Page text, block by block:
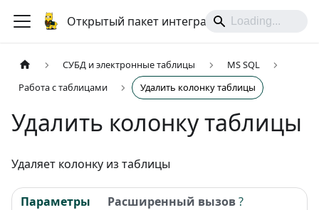
Открытый пакет интеграций
СУБД и электронные таблицы
MS SQL
Работа с таблицами
Удалить колонку таблицы
Удалить колонку таблицы
Удаляет колонку из таблицы
Параметры Расширенный вызов?